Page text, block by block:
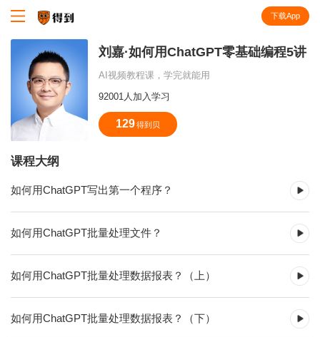
下载App
刘嘉·如何用ChatGPT零基础编程5讲
AI视频教程课，学完就能用
92001人加入学习
129 得到贝
课程大纲
如何用ChatGPT写出第一个程序？
如何用ChatGPT批量处理文件？
如何用ChatGPT批量处理数据报表？（上）
如何用ChatGPT批量处理数据报表？（下）